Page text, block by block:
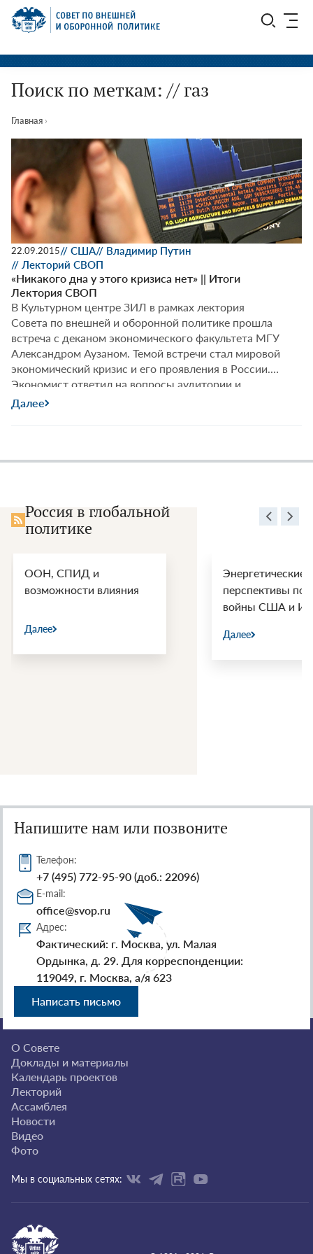
Перейти
СВОП
Поиск по меткам: // газ
Главная ›
22.09.2015// США// Владимир Путин
// Лекторий СВОП
«Никакого дна у этого кризиса нет» || Итоги
Лектория СВОП
В Культурном центре ЗИЛ в рамках лектория
Совета по внешней и оборонной политике прошла
встреча с деканом экономического факультета МГУ
Александром Аузаном. Темой встречи стал мировой
экономический кризис и его проявления в России.
Экономист ответил на вопросы аудитории и
модератора встречи — главного редактора журнала
у
нет»
Далее
Россия в глобальной
политике
ООН, СПИД и
возможности влияния
Далее
Энергетические
перспективы
войны США и
Далее
Напишите нам или позвоните
Телефон:
+7 (495) 772-95-90 (доб.: 22096)
E-mail:
office@svop.ru
Адрес:
Фактический: г. Москва, ул. Малая
Ордынка, д. 29. Для корреспонденции:
119049, г. Москва, а/я 623
Написать письмо
О Совете
Доклады и материалы
Календарь проектов
Лекторий
Ассамблея
Новости
Видео
Фото
Мы в социальных сетях: